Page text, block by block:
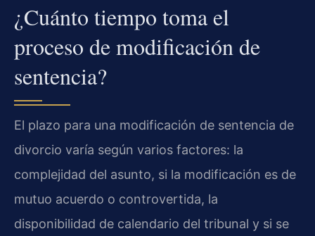
¿Cuánto tiempo toma el
proceso de modificación de
sentencia?
El plazo para una modificación de sentencia de
divorcio varía según varios factores: la
complejidad del asunto, si la modificación es de
mutuo acuerdo o controvertida, la
disponibilidad de calendario del tribunal y si se